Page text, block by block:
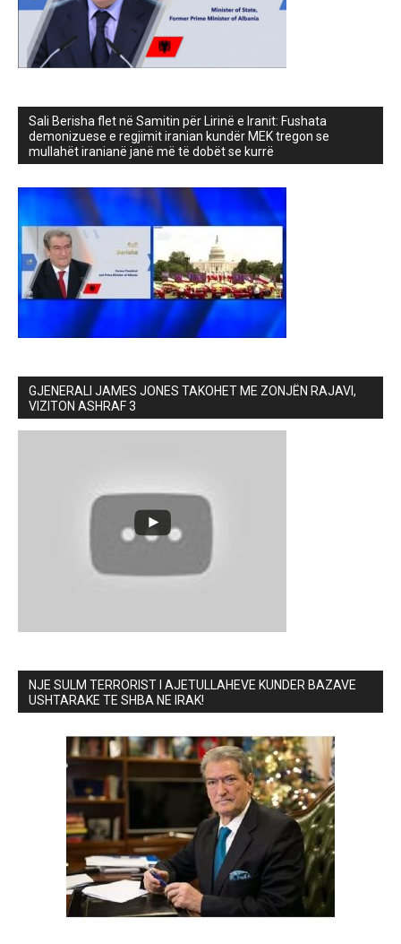
Sali Berisha flet në Samitin për Lirinë e Iranit: Fushata
demonizuese e regjimit iranian kundër MEK tregon se
mullahët iranianë janë më të dobët se kurrë
GJENERALI JAMES JONES TAKOHET ME ZONJËN RAJAVI,
VIZITON ASHRAF 3
NJE SULM TERRORIST I AJETULLAHEVE KUNDER BAZAVE
USHTARAKE TE SHBA NE IRAK!